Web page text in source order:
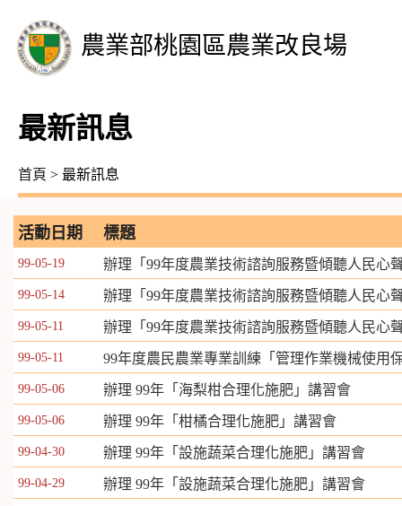
農業部桃園區農業改良場
最新訊息
首頁 > 最新訊息
活動日期 標題
99-05-19 辦理「99年度農業技術諮詢服務暨傾聽人民心
99-05-14 辦理「99年度農業技術諮詢服務暨傾聽人民心
99-05-11 辦理「99年度農業技術諮詢服務暨傾聽人民心
99-05-11 99年度農民農業專業訓練「管理作業機械使用
99-05-06 辦理 99年「海梨柑合理化施肥」講習會
99-05-06 辦理 99年「柑橘合理化施肥」講習會
99-04-30 辦理 99年「設施蔬菜合理化施肥」講習會
99-04-29 辦理 99年「設施蔬菜合理化施肥」講習會